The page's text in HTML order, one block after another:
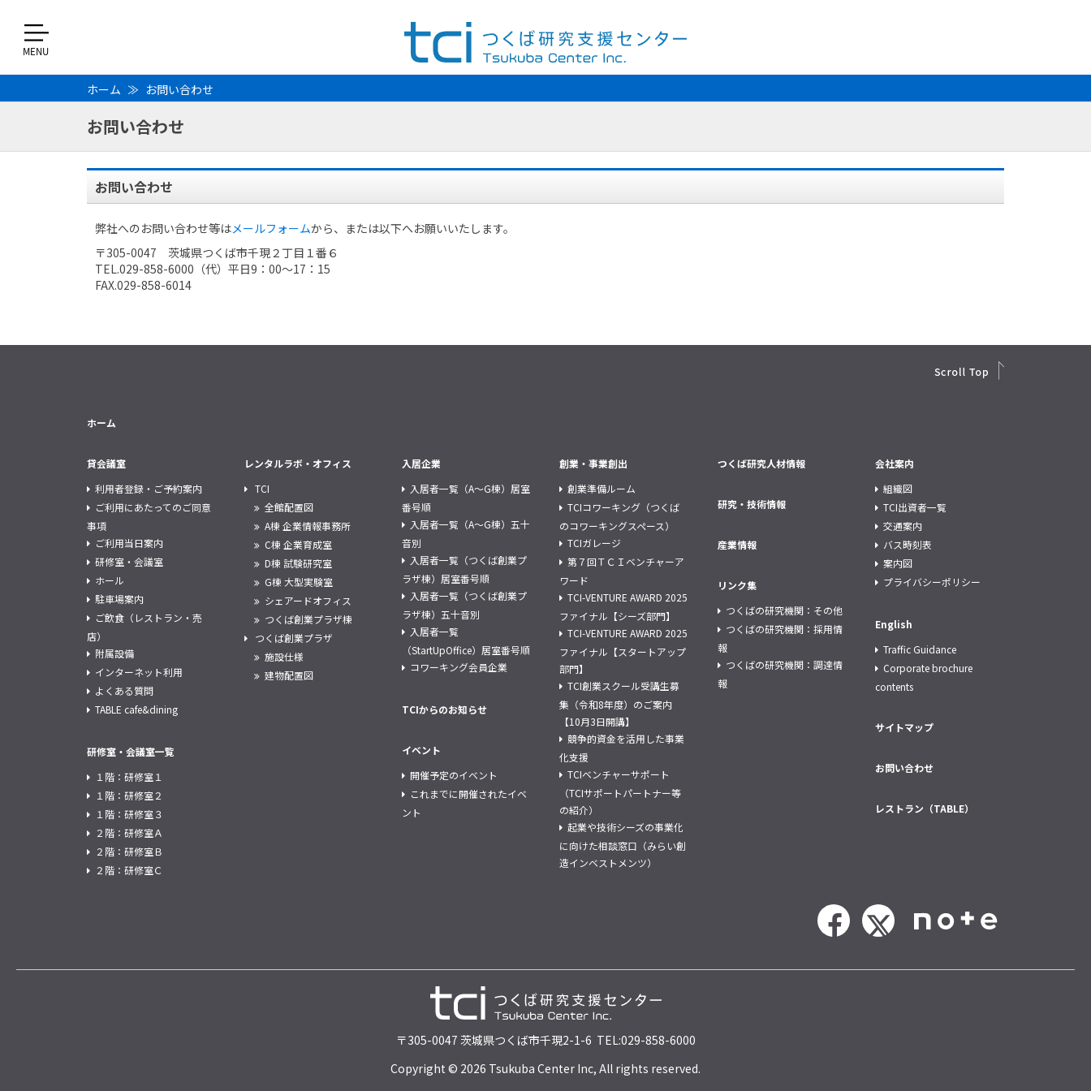
ホーム お問い合わせ
お問い合わせ
お問い合わせ
弊社へのお問い合わせ等はメールフォームから、または以下へお願いいたします。
〒305-0047 茨城県つくば市千現２丁目１番６
TEL.029-858-6000（代）平日9：00～17：15
FAX.029-858-6014
ホーム
貸会議室
利用者登録・ご予約案内
ご利用にあたってのご同意
事項
ご利用当日案内
研修室・会議室
ホール
駐車場案内
ご飲食（レストラン・売
店）
附属設備
インターネット利用
よくある質問
TABLE cafe&dining
研修室・会議室一覧
１階：研修室１
１階：研修室２
１階：研修室３
２階：研修室Ａ
２階：研修室Ｂ
２階：研修室Ｃ
レンタルラボ・オフィス
TCI
全館配置図
A棟 企業情報事務所
C棟 企業育成室
D棟 試験研究室
G棟 大型実験室
シェアードオフィス
つくば創業プラザ棟
つくば創業プラザ
施設仕様
建物配置図
入居企業
入居者一覧（A～G棟）居室
番号順
入居者一覧（A～G棟）五十
音別
入居者一覧（つくば創業プ
ラザ棟）居室番号順
入居者一覧（つくば創業プ
ラザ棟）五十音別
入居者一覧
（StartUpOffice）居室番号順
コワーキング会員企業
TCIからのお知らせ
イベント
開催予定のイベント
これまでに開催されたイベ
ント
創業・事業創出
創業準備ルーム
TCIコワーキング（つくば
のコワーキングスペース）
TCIガレージ
第７回ＴＣＩベンチャーア
ワード
TCI-VENTURE AWARD 2025
ファイナル【シーズ部門】
TCI-VENTURE AWARD 2025
ファイナル【スタートアップ
部門】
TCI創業スクール受講生募
集（令和8年度）のご案内
【10月3日開講】
競争的資金を活用した事業
化支援
TCIベンチャーサポート
（TCIサポートパートナー等
の紹介）
起業や技術シーズの事業化
に向けた相談窓口（みらい創
造インベストメンツ）
つくば研究人材情報
研究・技術情報
産業情報
リンク集
つくばの研究機関：その他
つくばの研究機関：採用情
報
つくばの研究機関：調達情
報
会社案内
組織図
TCI出資者一覧
交通案内
バス時刻表
案内図
プライバシーポリシー
English
Traffic Guidance
Corporate brochure
contents
サイトマップ
お問い合わせ
レストラン（TABLE）
〒305-0047 茨城県つくば市千現2-1-6 TEL:029-858-6000
Copyright © 2026 Tsukuba Center Inc, All rights reserved.